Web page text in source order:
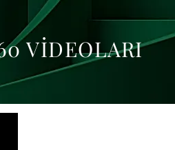
VİDEOLARI